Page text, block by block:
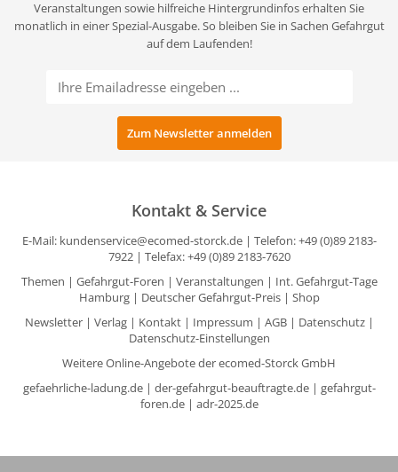
Veranstaltungen sowie hilfreiche Hintergrundinfos erhalten Sie
monatlich in einer Spezial-Ausgabe. So bleiben Sie in Sachen Gefahrgut
auf dem Laufenden!
Kontakt & Service
E-Mail: kundenservice@ecomed-storck.de| Telefon: +49 (0)89 2183-
7922 | Telefax: +49 (0)89 2183-7620
Themen | Gefahrgut-Foren | Veranstaltungen | Int. Gefahrgut-Tage
Hamburg| Deutscher Gefahrgut-Preis| Shop
Newsletter| Verlag| Kontakt| Impressum | AGB| Datenschutz|
Datenschutz-Einstellungen
Weitere Online-Angebote der ecomed-Storck GmbH
gefaehrliche-ladung.de| der-gefahrgut-beauftragte.de| gefahrgut-
foren.de| adr-2025.de